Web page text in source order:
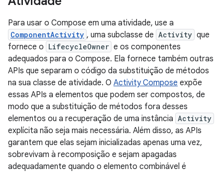
Para usar o Compose em uma atividade, use a
ComponentActivity , uma subclasse de Activity que
fornece o LifecycleOwner e os componentes
adequados para o Compose. Ela fornece também outras
APIs que separam o código da substituição de métodos
na sua classe de atividade. O Activity Compose expõe
essas APIs a elementos que podem ser compostos, de
modo que a substituição de métodos fora desses
elementos ou a recuperação de uma instância Activity
explícita não seja mais necessária. Além disso, as APIs
garantem que elas sejam inicializadas apenas uma vez,
sobrevivam à recomposição e sejam apagadas
adequadamente quando o elemento combinável é